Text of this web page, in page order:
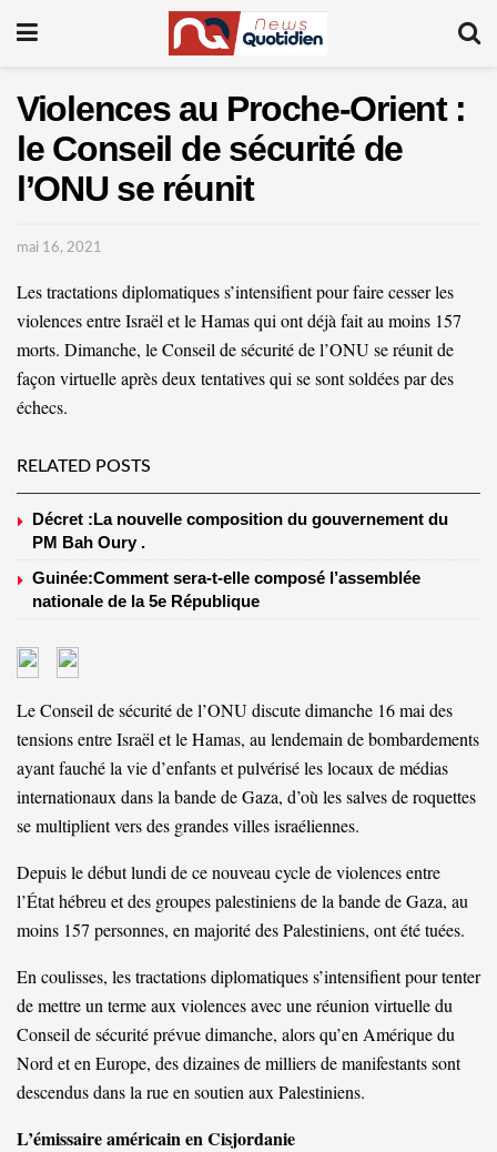
Violences au Proche-Orient :
le Conseil de sécurité de
l’ONU se réunit
mai 16, 2021
Les tractations diplomatiques s’intensifient pour faire cesser les
violences entre Israël et le Hamas qui ont déjà fait au moins 157
morts. Dimanche, le Conseil de sécurité de l’ONU se réunit de
façon virtuelle après deux tentatives qui se sont soldées par des
échecs.
RELATED POSTS
Décret :La nouvelle composition du gouvernement du
PM Bah Oury .
Guinée:Comment sera-t-elle composé l’assemblée
nationale de la 5e République
Le Conseil de sécurité de l’ONU discute dimanche 16 mai des
tensions entre Israël et le Hamas, au lendemain de bombardements
ayant fauché la vie d’enfants et pulvérisé les locaux de médias
internationaux dans la bande de Gaza, d’où les salves de roquettes
se multiplient vers des grandes villes israéliennes.
Depuis le début lundi de ce nouveau cycle de violences entre
l’État hébreu et des groupes palestiniens de la bande de Gaza, au
moins 157 personnes, en majorité des Palestiniens, ont été tuées.
En coulisses, les tractations diplomatiques s’intensifient pour tenter
de mettre un terme aux violences avec une réunion virtuelle du
Conseil de sécurité prévue dimanche, alors qu’en Amérique du
Nord et en Europe, des dizaines de milliers de manifestants sont
descendus dans la rue en soutien aux Palestiniens.
L’émissaire américain en Cisjordanie